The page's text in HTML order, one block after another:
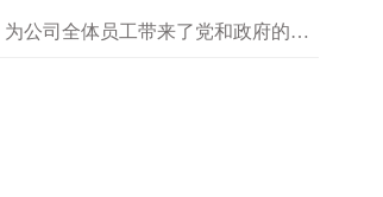
公司全体员工带来了党和政府的温